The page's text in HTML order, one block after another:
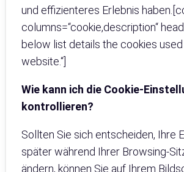
und effizienteres Erlebnis
columns=“cookie,description“
below list details the cookies used
website.“]
Wie kann ich die Cookie-
kontrollieren?
Sollten Sie sich entscheiden, Ihre
später während Ihrer Browsing-
ändern, können Sie auf Ihrem